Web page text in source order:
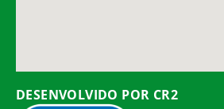
DESENVOLVIDO POR CR2